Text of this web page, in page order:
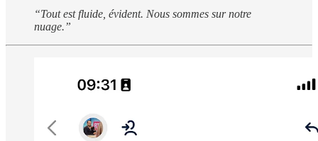
“Tout est fluide, évident. Nous sommes sur notre
nuage.”